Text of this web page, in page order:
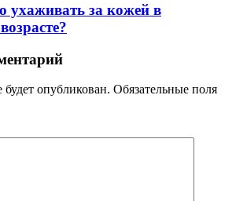
ухаживать за кожей в
опубликован. Обязательные поля